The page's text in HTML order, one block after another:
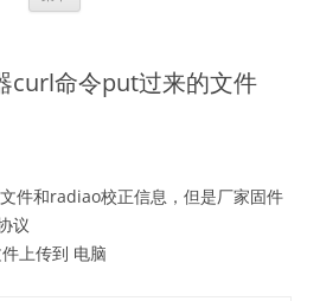
curl命令put过来的文件
件和radiao校正信息，但是厂家固件
议
上传到 电脑